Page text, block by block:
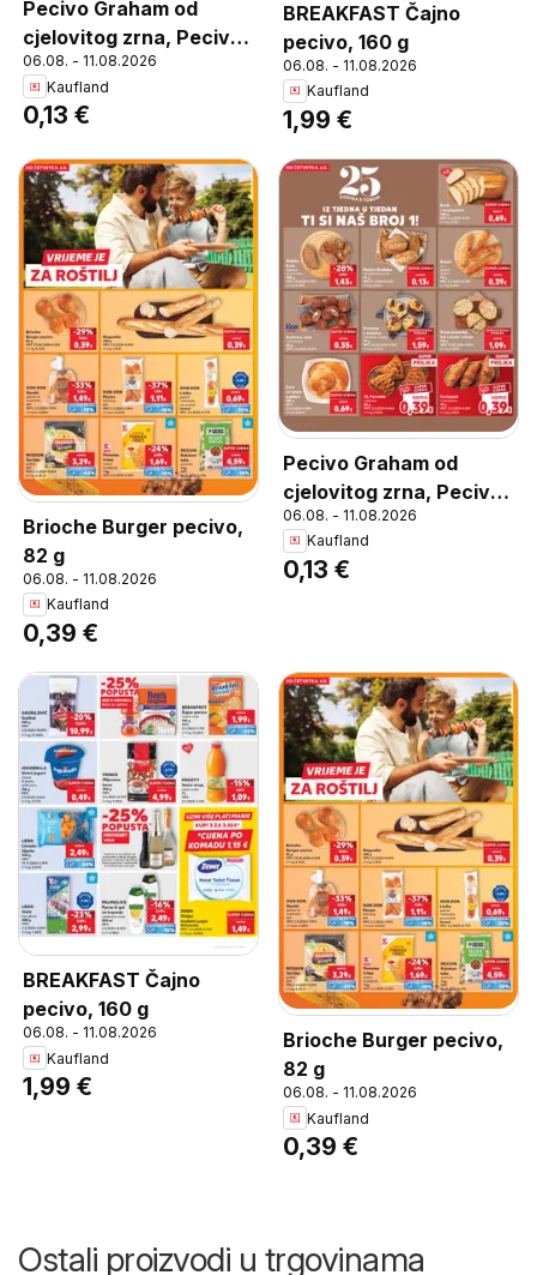
Pecivo Graham od
cjelovitog zrna, Pecivo
Graham od cjelovitog
zrna 75 g
06.08. - 11.08.2026
Kaufland
0,13 €
BREAKFAST Čajno
pecivo, 160 g
06.08. - 11.08.2026
Kaufland
1,99 €
Brioche Burger pecivo,
82 g
06.08. - 11.08.2026
Kaufland
0,39 €
Pecivo Graham od
cjelovitog zrna, Pecivo
Graham od cjelovitog
zrna 75 g
06.08. - 11.08.2026
Kaufland
0,13 €
BREAKFAST Čajno
pecivo, 160 g
06.08. - 11.08.2026
Kaufland
1,99 €
Brioche Burger pecivo,
82 g
06.08. - 11.08.2026
Kaufland
0,39 €
Ostali proizvodi u trgovinama